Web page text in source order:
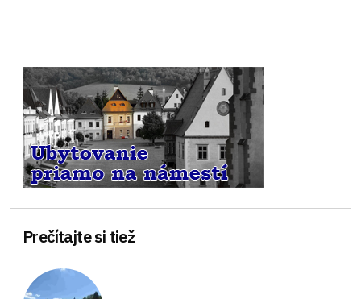
Prečítajte si tiež